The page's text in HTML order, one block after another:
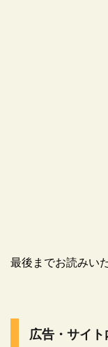
最後までお読みい
広告・サイ